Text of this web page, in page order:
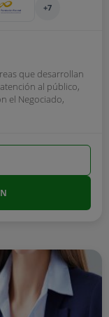
+7
que desarrollan
al público,
el Negociado,